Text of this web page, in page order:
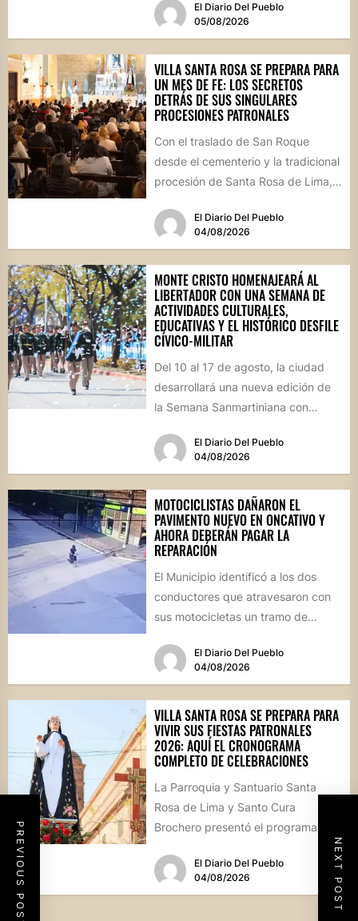
PREVIOUS POST NEXT POST
El Diario Del Pueblo
05/08/2026
VILLA SANTA ROSA SE PREPARA PARA
UN MES DE FE: LOS SECRETOS
DETRÁS DE SUS SINGULARES
PROCESIONES PATRONALES
Con el traslado de San Roque
desde el cementerio y la tradicional
procesión de Santa Rosa de Lima,
El Diario Del Pueblo
04/08/2026
MONTE CRISTO HOMENAJEARÁ AL
LIBERTADOR CON UNA SEMANA DE
ACTIVIDADES CULTURALES,
EDUCATIVAS Y EL HISTÓRICO DESFILE
CÍVICO-MILITAR
Del 10 al 17 de agosto, la ciudad
desarrollará una nueva edición de
la Semana Sanmartiniana con
El Diario Del Pueblo
04/08/2026
MOTOCICLISTAS DAÑARON EL
PAVIMENTO NUEVO EN ONCATIVO Y
AHORA DEBERÁN PAGAR LA
REPARACIÓN
El Municipio identificó a los dos
conductores que atravesaron con
sus motocicletas un tramo de
calle...
El Diario Del Pueblo
04/08/2026
VILLA SANTA ROSA SE PREPARA PARA
VIVIR SUS FIESTAS PATRONALES
2026: AQUÍ EL CRONOGRAMA
COMPLETO DE CELEBRACIONES
La Parroquia y Santuario Santa
Rosa de Lima y Santo Cura
Brochero presentó el programa
El Diario Del Pueblo
04/08/2026